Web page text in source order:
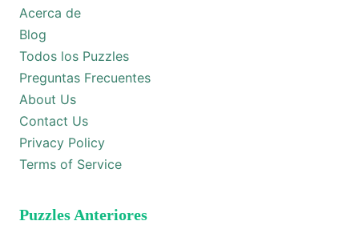
Acerca de
Blog
Todos los Puzzles
Preguntas Frecuentes
About Us
Contact Us
Privacy Policy
Terms of Service
Puzzles Anteriores